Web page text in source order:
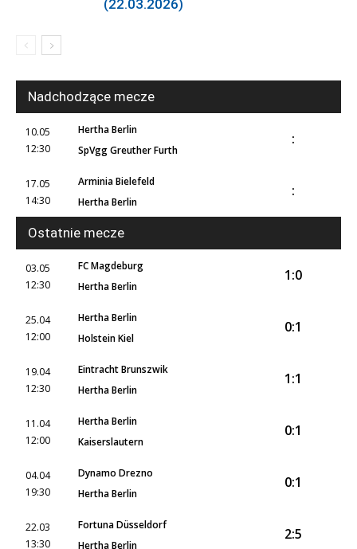
(22.03.2026)
Nadchodzące mecze
10.05
12:30
Hertha Berlin
SpVgg Greuther Furth
:
17.05
14:30
Arminia Bielefeld
Hertha Berlin
:
Ostatnie mecze
03.05
12:30
FC Magdeburg
Hertha Berlin
1:0
25.04
12:00
Hertha Berlin
Holstein Kiel
0:1
19.04
12:30
Eintracht Brunszwik
Hertha Berlin
1:1
11.04
12:00
Hertha Berlin
Kaiserslautern
0:1
04.04
19:30
Dynamo Drezno
Hertha Berlin
0:1
22.03
13:30
Fortuna Düsseldorf
Hertha Berlin
2:5